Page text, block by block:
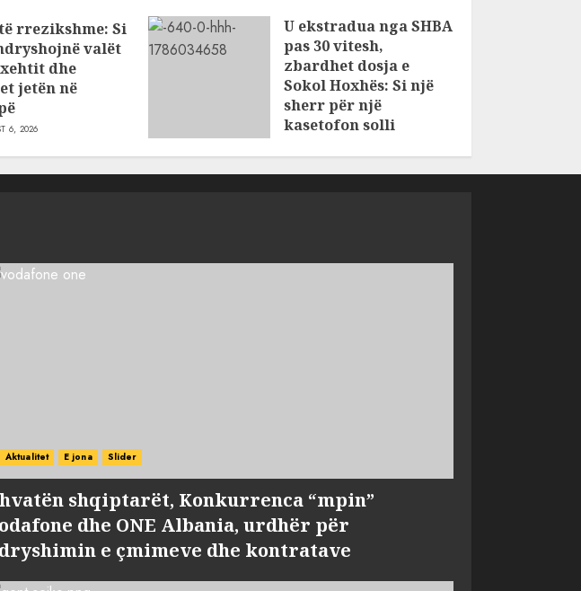
rrezikshme: Si
valët
dhe
jetën në
6, 2026
U ekstradua nga SHBA
pas 30 vitesh,
zbardhet dosja e
Sokol Hoxhës: Si një
sherr për një
kasetofon solli
Aktualitet E jona Slider
shqiptarët, Konkurrenca “mpin”
dhe ONE Albania, urdhër për
e çmimeve dhe kontratave